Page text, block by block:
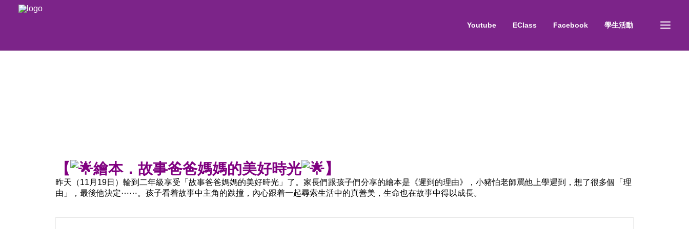
Youtube EClass Facebook 學生活動
【 繪本．故事爸爸媽媽的美好時光 】
昨天（11月19日）輪到二年級享受「故事爸爸媽媽的美好時光」了。家長們跟孩子們分享的繪本是《遲到的理由》，小豬怕老師罵他上學遲到，想了很多個「理
由」，最後他決定⋯⋯。孩子看着故事中主角的跌撞，內心跟着一起尋索生活中的真善美，生命也在故事中得以成長。